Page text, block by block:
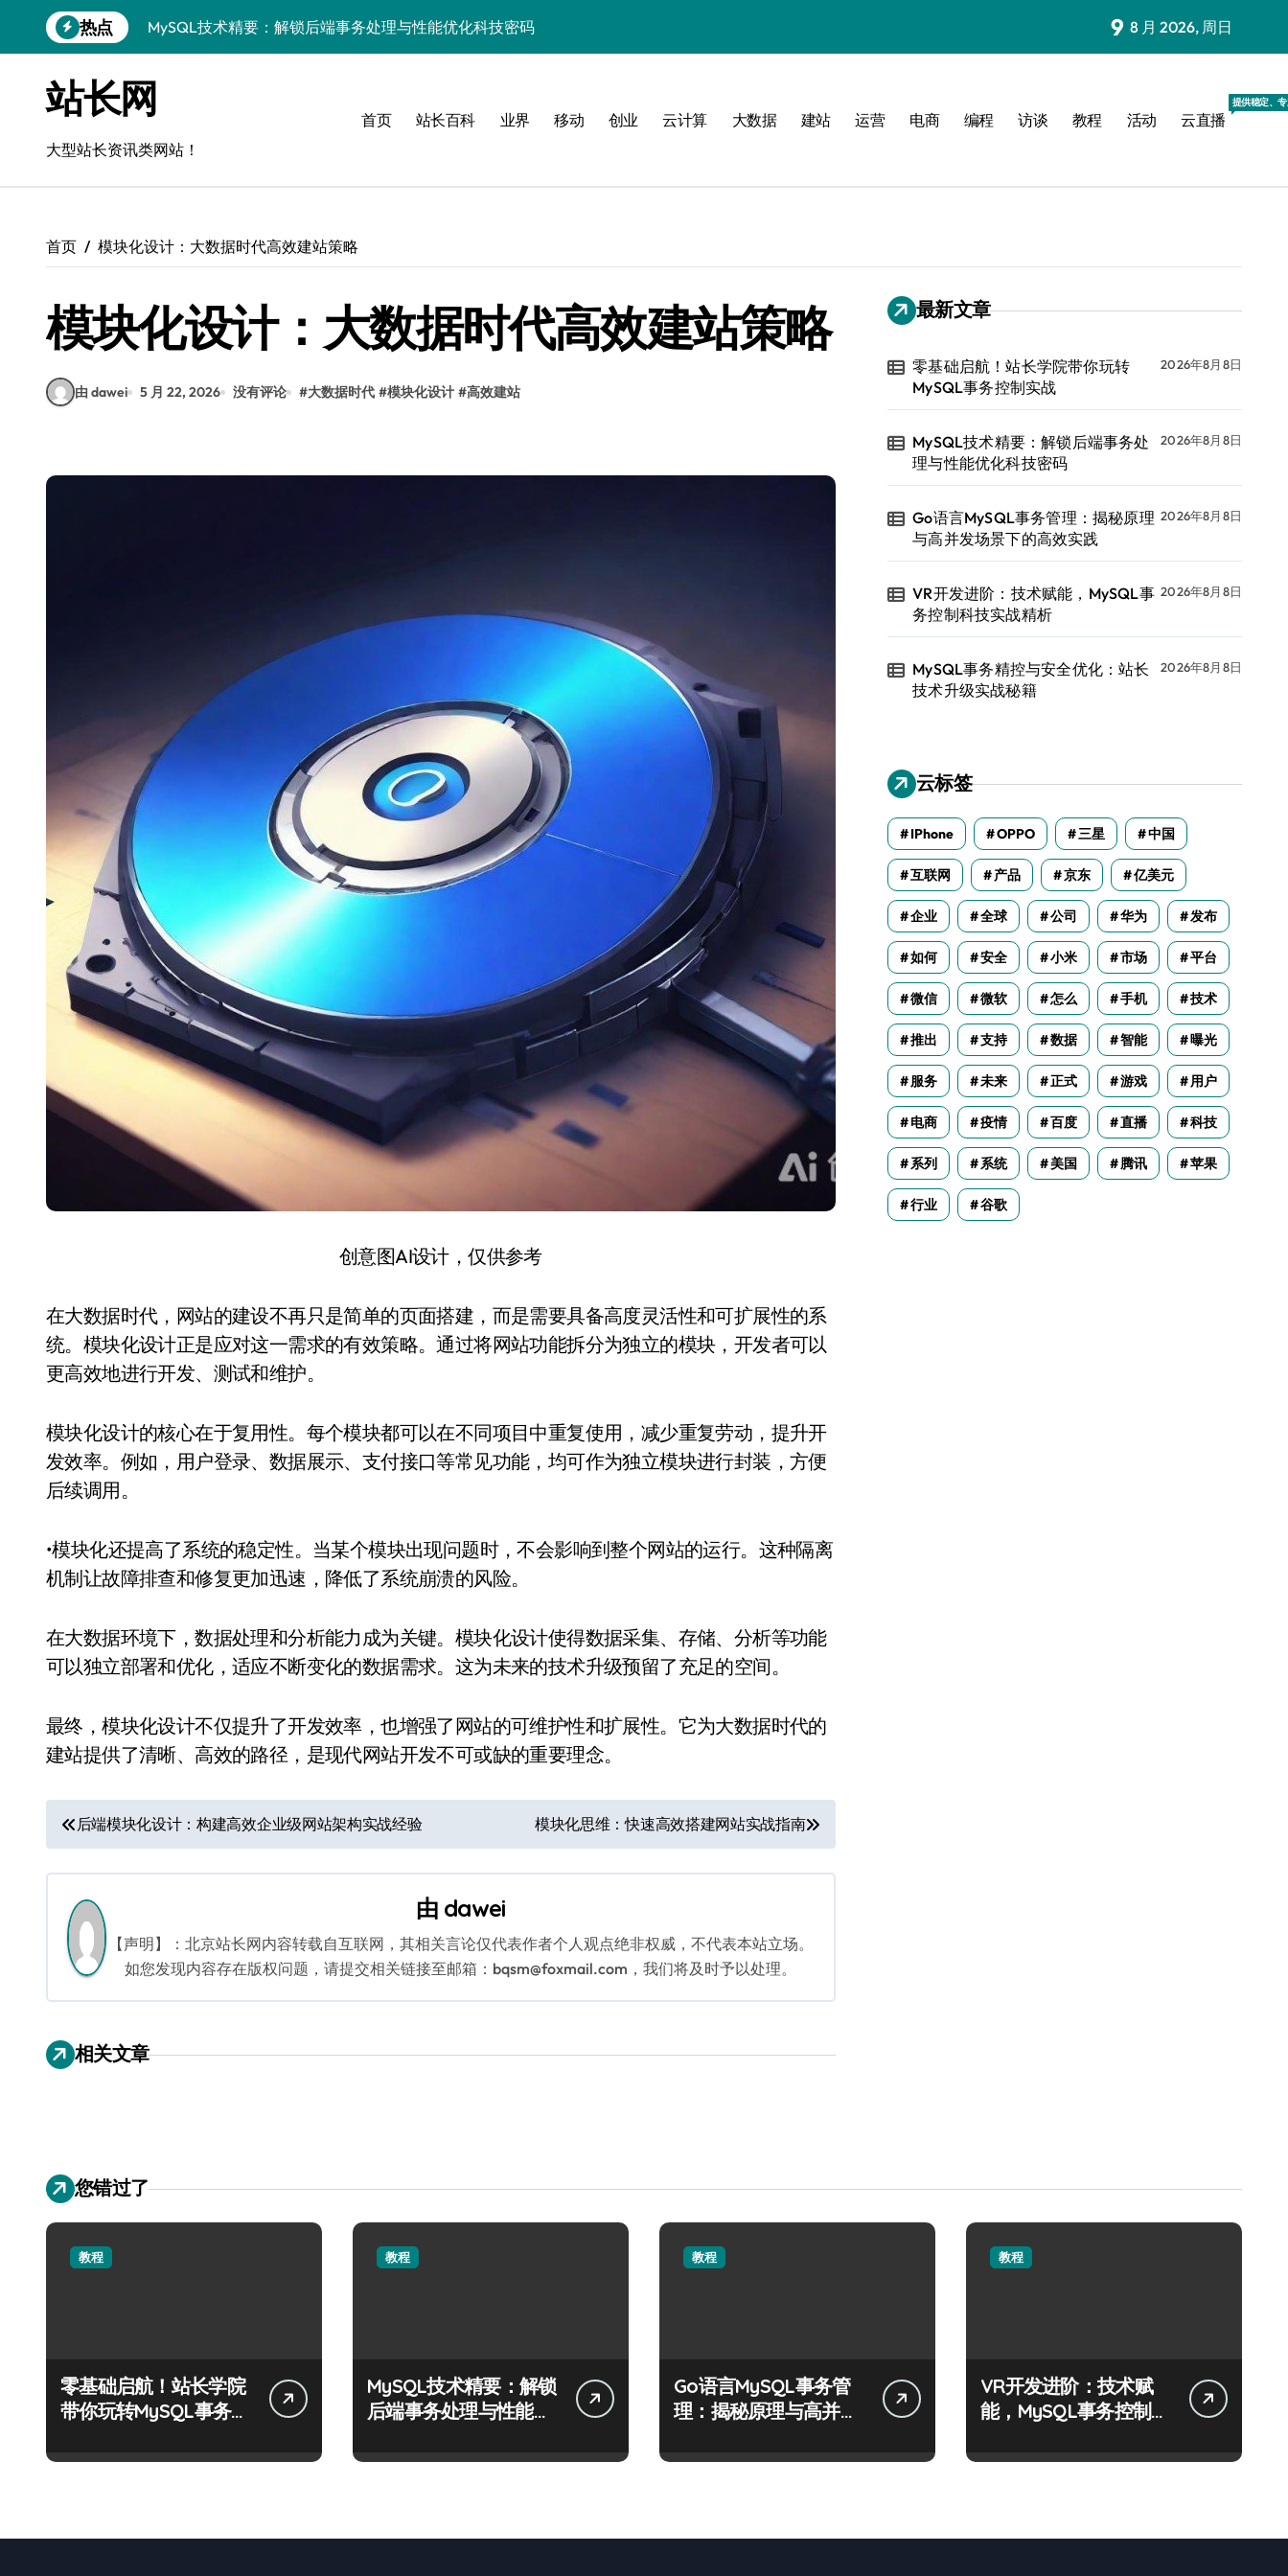
到
热点
Go语言MySQL事务管理：揭秘原理与高并发场景下的高效实践
VR开发进阶：技术赋能，MySQL事务控制科技实战精析
MySQL事务精控与安全优化：站长技术升级实战秘籍
解锁MySQL事务控制黑科技，站长学院助你技术进阶跃迁
蓝队视角：VR数据管理进阶——MySQL事务控制科技实战精析
技术赋能风控：站长必知的MySQL事务合规控制实战策略
Go语言技术揭秘：MySQL事务控制与高并发科技优化实战
零基础启航！站长学院带你玩转MySQL事务控制实战
9 8 月 2026, 周日
站长网
大型站长资讯类网站！
首页 站长百科 业界 移动 创业 云计算 大数据 建站 运营 电商 编程 访谈 教程 活动 云直播
提供稳定、
首页 模块化设计：大数据时代高效建站策略
模块化设计：大数据时代高效建站策略
由 dawei 5 月 22, 2026 没有评论 #大数据时代 #模块化设计 #高效建站
创意图AI设计，仅供参考
在大数据时代，网站的建设不再只是简单的页面搭建，而是需要具备高度灵活性和可扩展性的系
统。模块化设计正是应对这一需求的有效策略。通过将网站功能拆分为独立的模块，开发者可以
更高效地进行开发、测试和维护。
模块化设计的核心在于复用性。每个模块都可以在不同项目中重复使用，减少重复劳动，提升开
发效率。例如，用户登录、数据展示、支付接口等常见功能，均可作为独立模块进行封装，方便
后续调用。
•模块化还提高了系统的稳定性。当某个模块出现问题时，不会影响到整个网站的运行。这种隔离
机制让故障排查和修复更加迅速，降低了系统崩溃的风险。
在大数据环境下，数据处理和分析能力成为关键。模块化设计使得数据采集、存储、分析等功能
可以独立部署和优化，适应不断变化的数据需求。这为未来的技术升级预留了充足的空间。
最终，模块化设计不仅提升了开发效率，也增强了网站的可维护性和扩展性。它为大数据时代的
建站提供了清晰、高效的路径，是现代网站开发不可或缺的重要理念。
文
章
导
航
后端模块化设计：构建高效企业级网站架构实战经验 模块化思维：快速高效搭建网站实战指南
由 dawei
【声明】：北京站长网内容转载自互联网，其相关言论仅代表作者个人观点绝非权威，不代表本站立场。
如您发现内容存在版权问题，请提交相关链接至邮箱：bqsm@foxmail.com，我们将及时予以处理。
相关文章
最新文章
零基础启航！站长学院带你玩转
MySQL事务控制实战
2026年8月8日
MySQL技术精要：解锁后端事务处
理与性能优化科技密码
2026年8月8日
Go语言MySQL事务管理：揭秘原理
与高并发场景下的高效实践
2026年8月8日
VR开发进阶：技术赋能，MySQL事
务控制科技实战精析
2026年8月8日
MySQL事务精控与安全优化：站长
技术升级实战秘籍
2026年8月8日
云标签
IPhone OPPO 三星 中国
互联网 产品 京东 亿美元
企业 全球 公司 华为 发布
如何 安全 小米 市场 平台
微信 微软 怎么 手机 技术
推出 支持 数据 智能 曝光
服务 未来 正式 游戏 用户
电商 疫情 百度 直播 科技
系列 系统 美国 腾讯 苹果
行业 谷歌
您错过了
教程
零基础启航！站长学院
带你玩转MySQL事务控
教程
MySQL技术精要：解锁
后端事务处理与性能优
教程
Go语言MySQL事务管
理：揭秘原理与高并发
教程
VR开发进阶：技术赋
能，MySQL事务控制科